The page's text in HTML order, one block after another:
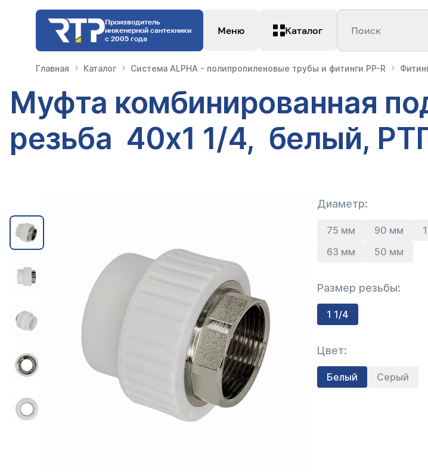
Производитель
инженерной сантехники
с 2005 года
Меню Каталог Поиск
Главная Каталог Система ALPHA - полипропиленовые трубы и фитинги PP-R
Муфта комбинированная
резьба 40х1 1/4, белый,
Диаметр:
75 мм 90 мм
63 мм
50 мм
Размер резьбы:
1 1/4
Цвет:
Белый Серый